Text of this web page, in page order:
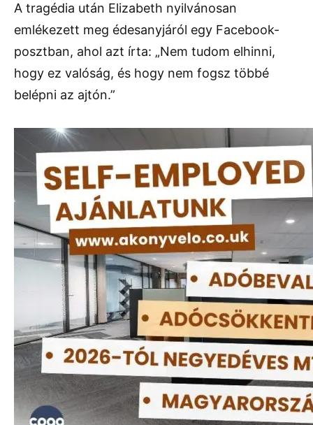
A tragédia után Elizabeth nyilvánosan
emlékezett meg édesanyjáról egy Facebook-
posztban, ahol azt írta: „Nem tudom elhinni,
hogy ez valóság, és hogy nem fogsz többé
belépni az ajtón.”